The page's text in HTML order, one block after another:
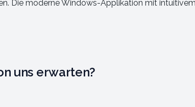
Die moderne Windows-Applikation mit
uns erwarten?